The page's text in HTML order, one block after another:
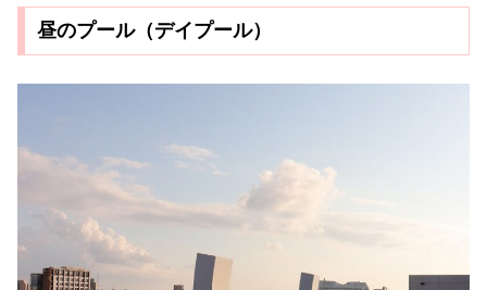
昼のプール（デイプール）